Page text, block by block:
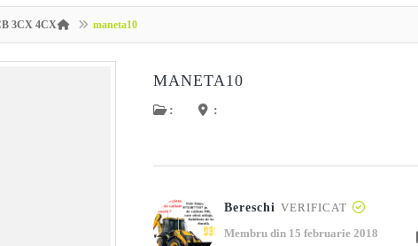
3CX 4CX maneta10
MANETA10
: :
Bereschi VERIFICAT
Membru din 15 februarie 2018